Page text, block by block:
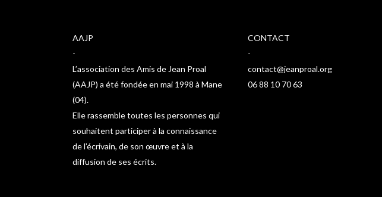
AAJP
-
L’association des Amis de Jean Proal
(AAJP) a été fondée en mai 1998 à Mane
(04).
Elle rassemble toutes les personnes qui
souhaitent participer à la connaissance
de l’écrivain, de son œuvre et à la
diffusion de ses écrits.
CONTACT
-
contact@jeanproal.org
06 88 10 70 63